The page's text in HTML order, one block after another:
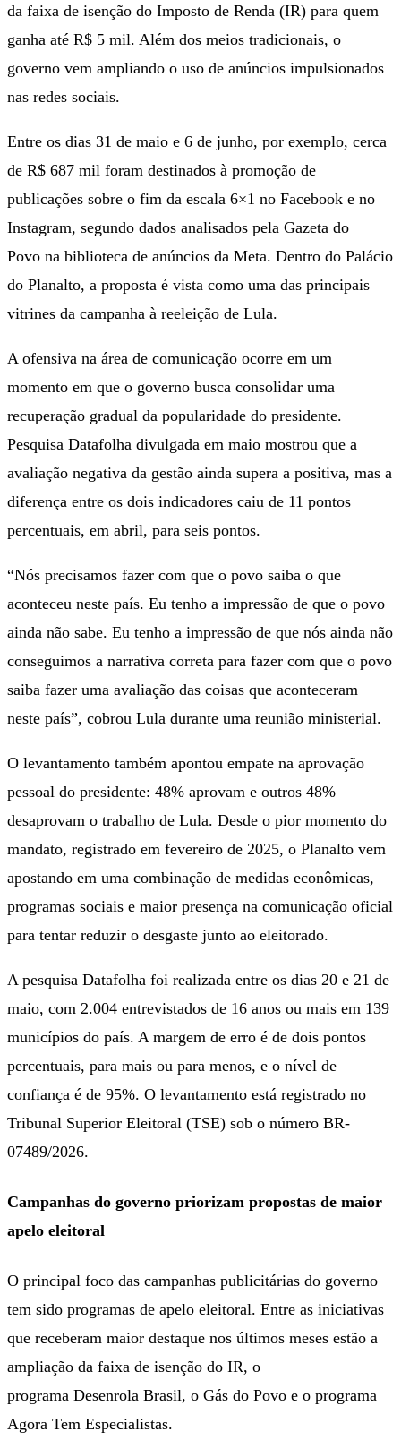
da faixa de isenção do Imposto de Renda (IR) para quem
ganha até R$ 5 mil. Além dos meios tradicionais, o
governo vem ampliando o uso de anúncios impulsionados
nas redes sociais.
Entre os dias 31 de maio e 6 de junho, por exemplo, cerca
de R$ 687 mil foram destinados à promoção de
publicações sobre o fim da escala 6×1 no Facebook e no
Instagram, segundo dados analisados pela Gazeta do
Povo na biblioteca de anúncios da Meta. Dentro do Palácio
do Planalto, a proposta é vista como uma das principais
vitrines da campanha à reeleição de Lula.
A ofensiva na área de comunicação ocorre em um
momento em que o governo busca consolidar uma
recuperação gradual da popularidade do presidente.
Pesquisa Datafolha divulgada em maio mostrou que a
avaliação negativa da gestão ainda supera a positiva, mas a
diferença entre os dois indicadores caiu de 11 pontos
percentuais, em abril, para seis pontos.
“Nós precisamos fazer com que o povo saiba o que
aconteceu neste país. Eu tenho a impressão de que o povo
ainda não sabe. Eu tenho a impressão de que nós ainda não
conseguimos a narrativa correta para fazer com que o povo
saiba fazer uma avaliação das coisas que aconteceram
neste país”, cobrou Lula durante uma reunião ministerial.
O levantamento também apontou empate na aprovação
pessoal do presidente: 48% aprovam e outros 48%
desaprovam o trabalho de Lula. Desde o pior momento do
mandato, registrado em fevereiro de 2025, o Planalto vem
apostando em uma combinação de medidas econômicas,
programas sociais e maior presença na comunicação oficial
para tentar reduzir o desgaste junto ao eleitorado.
A pesquisa Datafolha foi realizada entre os dias 20 e 21 de
maio, com 2.004 entrevistados de 16 anos ou mais em 139
municípios do país. A margem de erro é de dois pontos
percentuais, para mais ou para menos, e o nível de
confiança é de 95%. O levantamento está registrado no
Tribunal Superior Eleitoral (TSE) sob o número BR-
07489/2026.
Campanhas do governo priorizam propostas de maior
apelo eleitoral
O principal foco das campanhas publicitárias do governo
tem sido programas de apelo eleitoral. Entre as iniciativas
que receberam maior destaque nos últimos meses estão a
ampliação da faixa de isenção do IR, o
programa Desenrola Brasil, o Gás do Povo e o programa
Agora Tem Especialistas.